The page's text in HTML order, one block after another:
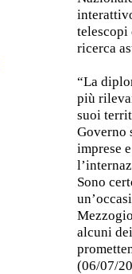
telescopi
ricerca
“La
più
suoi
Governo
imprese
Sono
alcuni
(06/07/